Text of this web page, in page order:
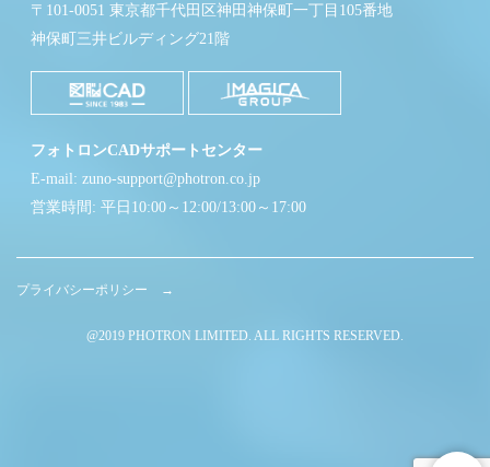
〒101-0051 東京都千代田区神田神保町一丁目105番地
神保町三井ビルディング21階
フォトロンCADサポートセンター
E-mail: zuno-support@photron.co.jp
営業時間: 平日10:00～12:00/13:00～17:00
プライバシーポリシー →
@2019 PHOTRON LIMITED. ALL RIGHTS RESERVED.